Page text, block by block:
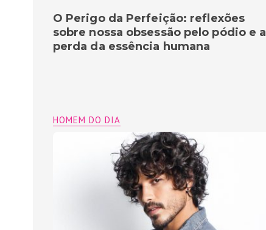
O Perigo da Perfeição: reflexões
sobre nossa obsessão pelo pódio e a
perda da essência humana
HOMEM DO DIA